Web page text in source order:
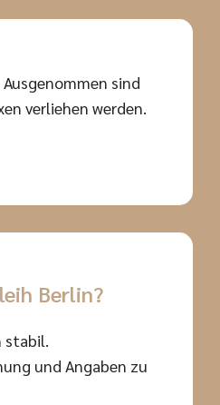
sind
verliehen werden.
Berlin?
und Angaben zu